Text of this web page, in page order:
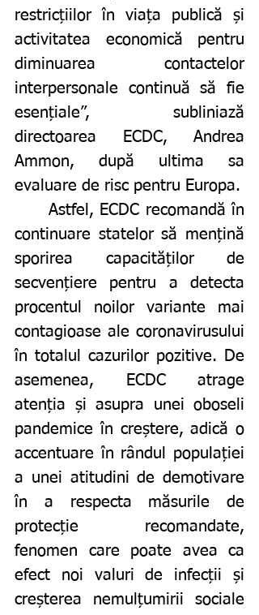
restricțiilor în viața publică și
activitatea economică pentru
diminuarea contactelor
interpersonale continuă să fie
esențiale”, subliniază
directoarea ECDC, Andrea
Ammon, după ultima sa
continuare statelor să mențină
sporirea capacităților de
secvențiere pentru a detecta
procentul noilor variante mai
contagioase ale coronavirusului
în totalul cazurilor pozitive. De
asemenea, ECDC atrage
atenția și asupra unei oboseli
pandemice în creștere, adică o
accentuare în rândul populației
a unei atitudini de demotivare
în a respecta măsurile de
protecție recomandate,
fenomen care poate avea ca
efect noi valuri de infecții și
creșterea nemulțumirii sociale